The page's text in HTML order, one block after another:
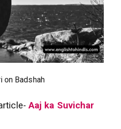
on Badshah
Aaj ka Suvichar